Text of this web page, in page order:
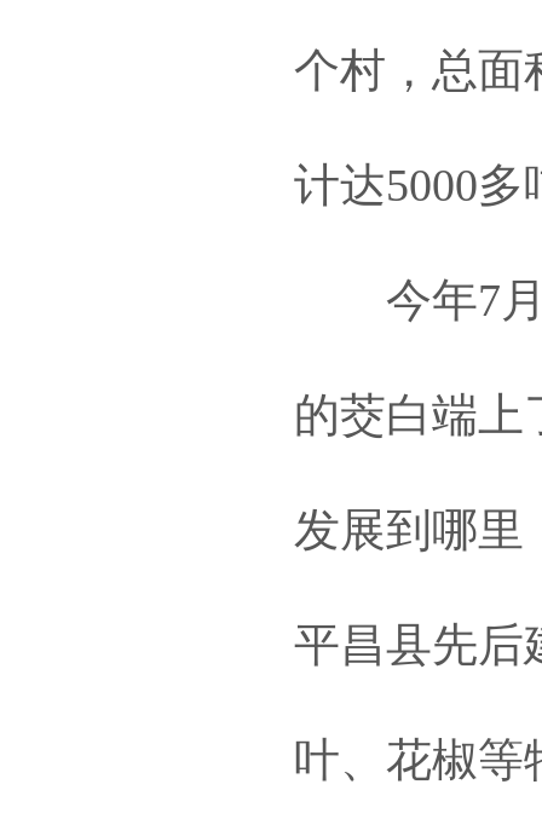
个村，总面
计达5000
今年7月
的茭白端上
发展到哪里
平昌县先后
叶、花椒等